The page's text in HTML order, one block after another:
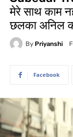
मेरे साथ काम
छलका अनिल
By Priyanshi
Facebook